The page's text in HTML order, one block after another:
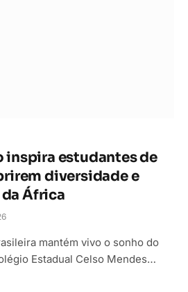
inspira estudantes de
diversidade e
África
mantém vivo o sonho do
Estadual Celso Mendes…